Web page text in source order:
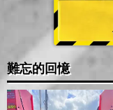
難忘的回憶